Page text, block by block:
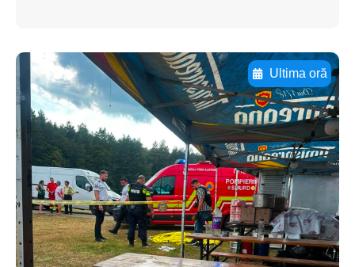
Ultima oră
Adaugă aici textul pentru
subtitluAdaugă aici
textul pentru
subtitluAdaugă aici
textul pentru
subtitluAdaugă aici
textul pentru subti